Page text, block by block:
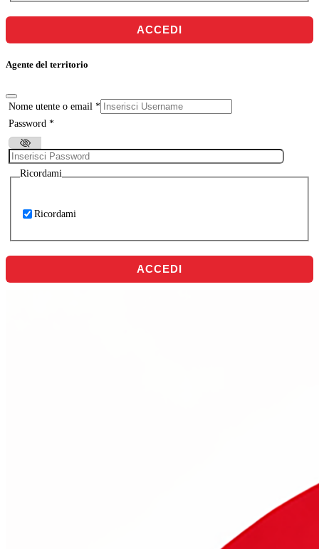
ACCEDI
Agente del territorio
Nome utente o email *
Password *
Ricordami
Ricordami
ACCEDI